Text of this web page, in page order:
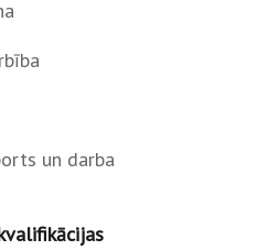
un darba